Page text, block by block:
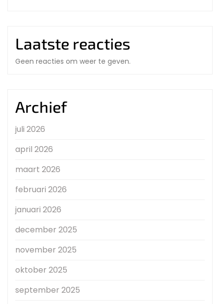
Laatste reacties
Geen reacties om weer te geven.
Archief
juli 2026
april 2026
maart 2026
februari 2026
januari 2026
december 2025
november 2025
oktober 2025
september 2025